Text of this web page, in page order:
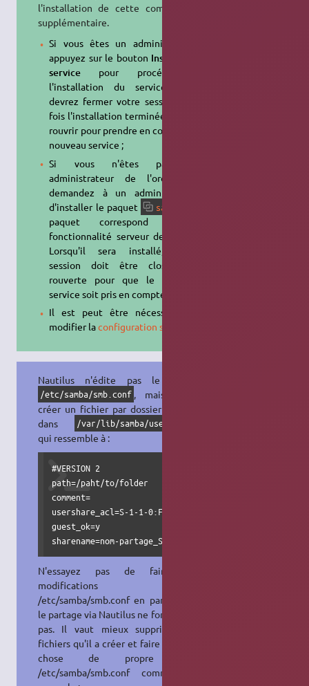
l'installation de cette composante
supplémentaire.
Si vous êtes un administrateur,
appuyez sur le bouton Installer le
service pour procéder à
l'installation du service. Vous
devrez fermer votre session, une
fois l'installation terminée, puis la
rouvrir pour prendre en compte ce
nouveau service ;
Si vous n'êtes pas un
administrateur de l'ordinateur,
demandez à un administrateur
d'installer le paquet
samba
paquet correspond à la
fonctionnalité serveur de Samba.
Lorsqu'il sera installé, votre
session doit être close puis
rouverte pour que le nouveau
service soit pris en compte.
Il est peut être nécessaire de
modifier laconfiguration samba
Nautilus n'édite pas le fichier
/etc/samba/smb.conf
, mais il va
créer un fichier par dossier partagé
dans
/var/lib/samba/usershares
qui ressemble à :
#VERSION 2
path=/paht/to/folder
comment=
usershare_acl=S-1-1-0:F
guest_ok=y
sharename=nom-partage_SMB
N'essayez pas de faire des
modifications dans
/etc/samba/smb.conf en parallèle si
le partage via Nautilus ne fonctionne
pas. Il vaut mieux supprimer les
fichiers qu'il a créer et faire quelque
chose de propre dans
/etc/samba/smb.conf comme par